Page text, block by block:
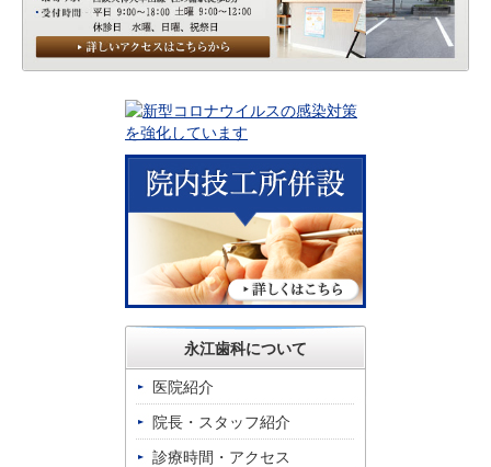
永江歯科について
医院紹介
院長・スタッフ紹介
診療時間・アクセス